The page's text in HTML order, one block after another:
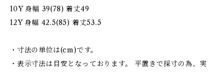
10Y 身幅 39(78) 着丈49
12Y 身幅 42.5(85) 着丈53.5
・寸法の単位は(cm)です。
・表示寸法は目安となっております。 平置きで採寸の為、実